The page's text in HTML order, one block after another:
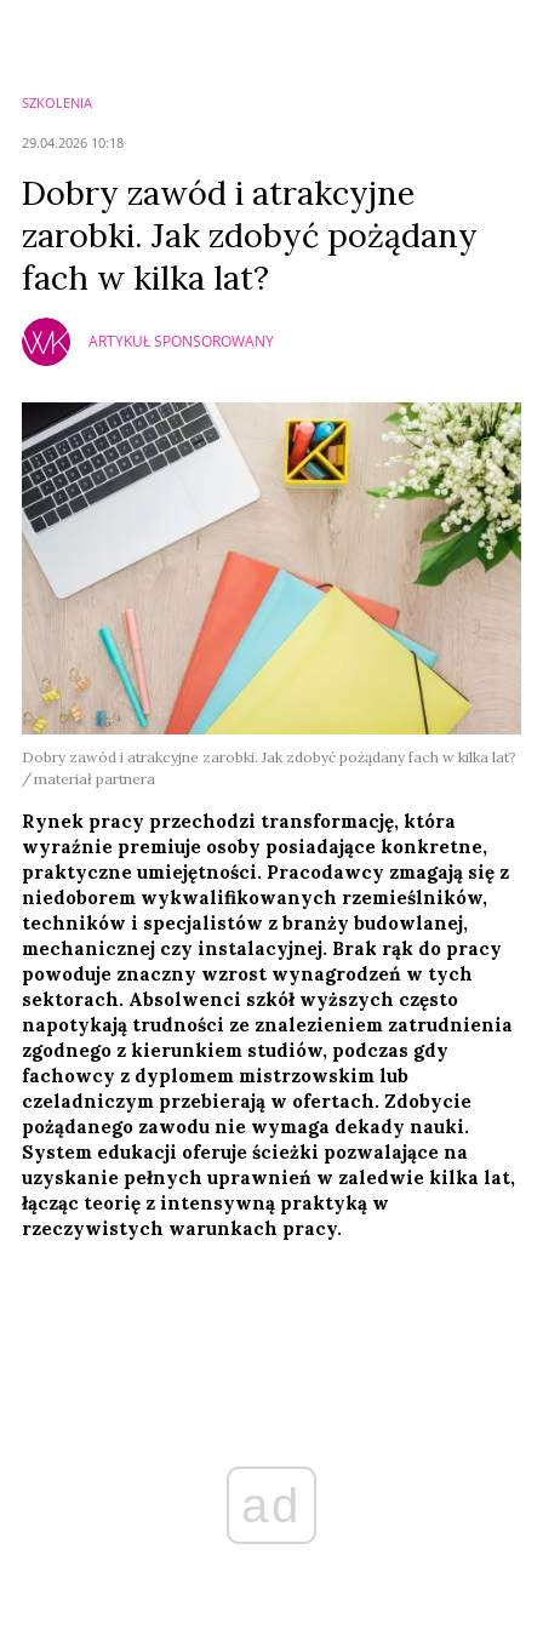
SZKOLENIA
29.04.2026 10:18
Dobry zawód i atrakcyjne
zarobki. Jak zdobyć pożądany
fach w kilka lat?
ARTYKUŁ SPONSOROWANY
Dobry zawód i atrakcyjne zarobki. Jak zdobyć pożądany fach w kilka lat?
materiał partnera
Rynek pracy przechodzi transformację, która
wyraźnie premiuje osoby posiadające konkretne,
praktyczne umiejętności. Pracodawcy zmagają się z
niedoborem wykwalifikowanych rzemieślników,
techników i specjalistów z branży budowlanej,
mechanicznej czy instalacyjnej. Brak rąk do pracy
powoduje znaczny wzrost wynagrodzeń w tych
sektorach. Absolwenci szkół wyższych często
napotykają trudności ze znalezieniem zatrudnienia
zgodnego z kierunkiem studiów, podczas gdy
fachowcy z dyplomem mistrzowskim lub
czeladniczym przebierają w ofertach. Zdobycie
pożądanego zawodu nie wymaga dekady nauki.
System edukacji oferuje ścieżki pozwalające na
uzyskanie pełnych uprawnień w zaledwie kilka lat,
łącząc teorię z intensywną praktyką w
rzeczywistych warunkach pracy.
ad